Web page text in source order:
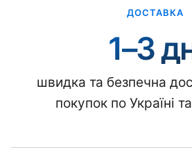
ДОСТАВКА
1–3
швидка та безпечна
покупок по Україні